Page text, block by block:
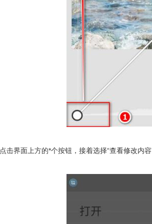
点击界面上方的*个按钮，接着选择“查看修改内容